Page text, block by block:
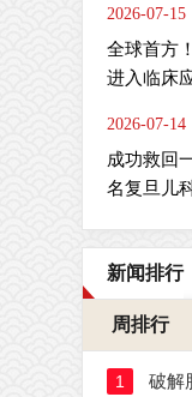
2026-07-15
全球首方
进入临床
2026-07-14
成功救回
名复旦儿
新闻排行
周排行